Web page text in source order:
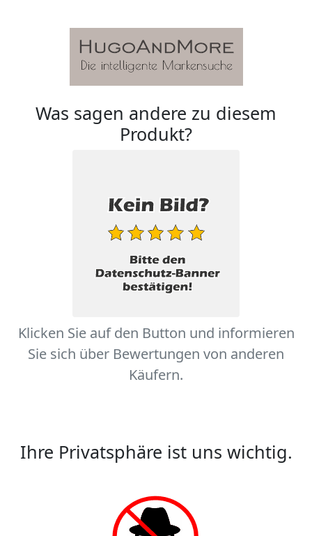
Was sagen andere zu diesem
Produkt?
Klicken Sie auf den Button und informieren
Sie sich über Bewertungen von anderen
Käufern.
Ihre Privatsphäre ist uns wichtig.